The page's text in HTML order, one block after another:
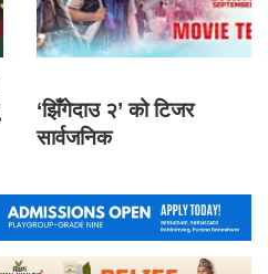
‘झिँगेदाउ २’ को टिजर
सार्वजनिक